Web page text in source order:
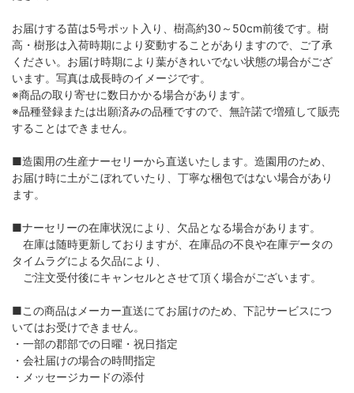
お届けする苗は5号ポット入り、樹高約30～50cm前後です。樹
高・樹形は入荷時期により変動することがありますので、ご了承
ください。お届け時期により葉がきれいでない状態の場合がござ
います。写真は成長時のイメージです。
※商品の取り寄せに数日かかる場合があります。
※品種登録または出願済みの品種ですので、無許諾で増殖して販売
することはできません。
■造園用の生産ナーセリーから直送いたします。造園用のため、
お届け時に土がこぼれていたり、丁寧な梱包ではない場合があり
ます。
■ナーセリーの在庫状況により、欠品となる場合があります。
在庫は随時更新しておりますが、在庫品の不良や在庫データの
タイムラグによる欠品により、
ご注文受付後にキャンセルとさせて頂く場合がございます。
■この商品はメーカー直送にてお届けのため、下記サービスにつ
いてはお受けできません。
・一部の郡部での日曜・祝日指定
・会社届けの場合の時間指定
・メッセージカードの添付